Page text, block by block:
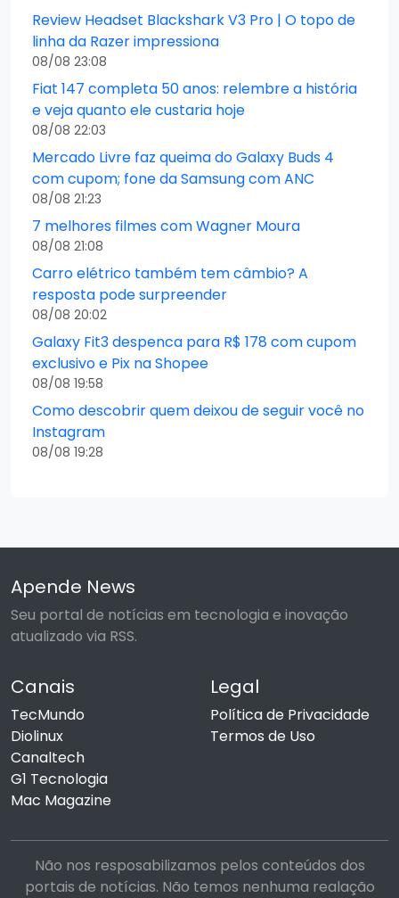
Review Headset Blackshark V3 Pro | O topo de
linha da Razer impressiona
08/08 23:08
Fiat 147 completa 50 anos: relembre a história
e veja quanto ele custaria hoje
08/08 22:03
Mercado Livre faz queima do Galaxy Buds 4
com cupom; fone da Samsung com ANC
08/08 21:23
7 melhores filmes com Wagner Moura
08/08 21:08
Carro elétrico também tem câmbio? A
resposta pode surpreender
08/08 20:02
Galaxy Fit3 despenca para R$ 178 com cupom
exclusivo e Pix na Shopee
08/08 19:58
Como descobrir quem deixou de seguir você no
Instagram
08/08 19:28
Apende News
Seu portal de notícias em tecnologia e inovação
atualizado via RSS.
Canais
TecMundo
Diolinux
Canaltech
G1 Tecnologia
Mac Magazine
Legal
Política de Privacidade
Termos de Uso
Não nos resposabilizamos pelos conteúdos dos
portais de notícias. Não temos nenhuma realação